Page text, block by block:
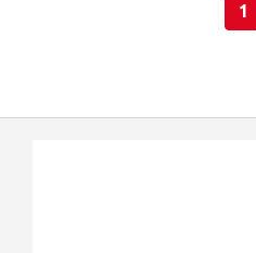
1